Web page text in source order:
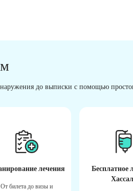
до выписки с помощью
лечения
От билета до визы и
Бесплатное